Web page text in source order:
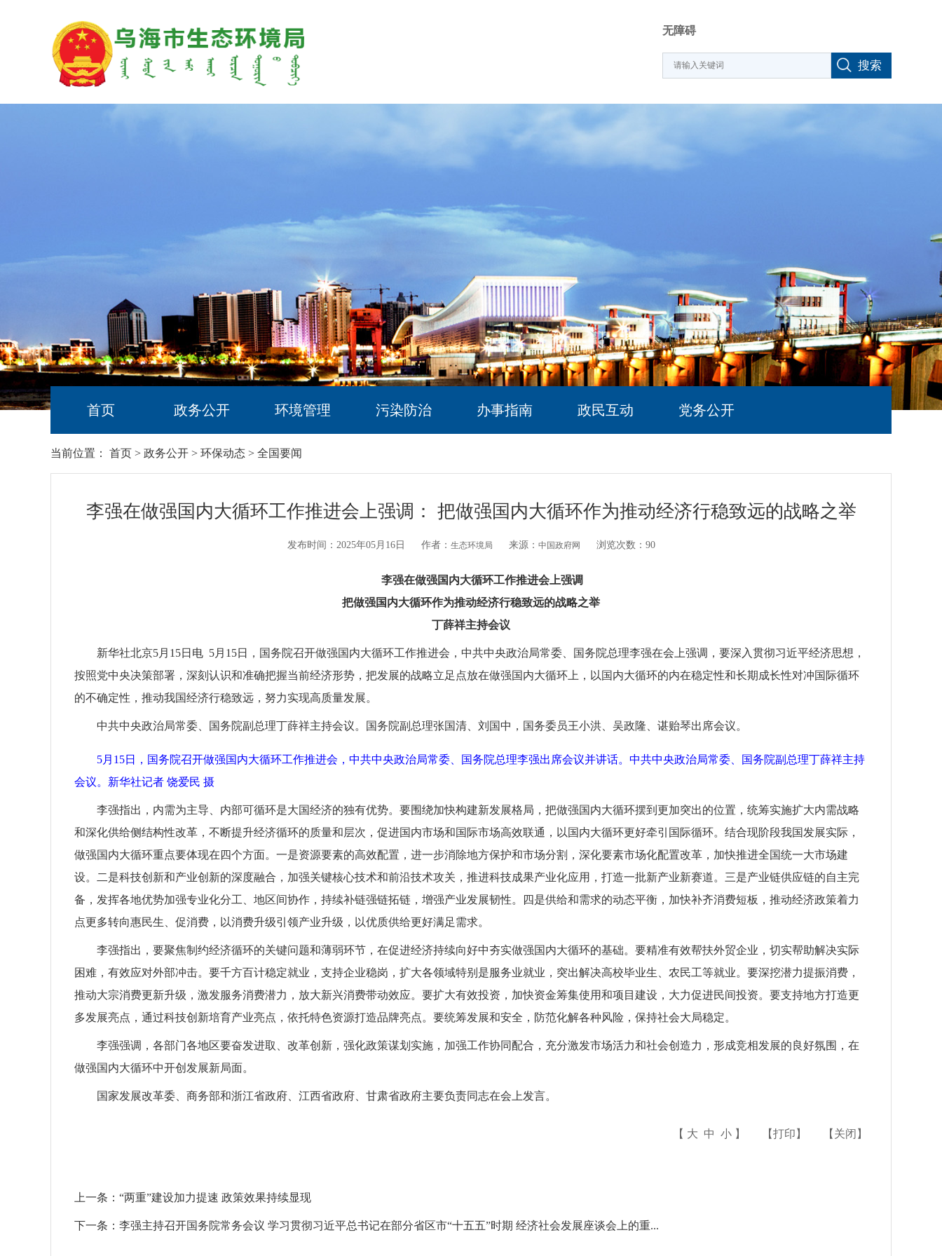
无障碍
搜索
首页 政务公开 环境管理 污染防治 办事指南 政民互动 党务公开
当前位置： 首页 > 政务公开 > 环保动态 > 全国要闻
李强在做强国内大循环工作推进会上强调： 把做强国内大循环作为推动经济行稳致远的战略之举
发布时间：2025年05月16日 作者： 生态环境局 来源： 中国政府网 浏览次数： 90
李强在做强国内大循环工作推进会上强调
把做强国内大循环作为推动经济行稳致远的战略之举
丁薛祥主持会议
新华社北京5月15日电 5月15日，国务院召开做强国内大循环工作推进会，中共中央政治局常委、国务院总理李强在会上强调，要深入贯彻习近平经济思想，
按照党中央决策部署，深刻认识和准确把握当前经济形势，把发展的战略立足点放在做强国内大循环上，以国内大循环的内在稳定性和长期成长性对冲国际循环
的不确定性，推动我国经济行稳致远，努力实现高质量发展。
中共中央政治局常委、国务院副总理丁薛祥主持会议。国务院副总理张国清、刘国中，国务委员王小洪、吴政隆、谌贻琴出席会议。
5月15日，国务院召开做强国内大循环工作推进会，中共中央政治局常委、国务院总理李强出席会议并讲话。中共中央政治局常委、国务院副总理丁薛祥主持
会议。新华社记者 饶爱民 摄
李强指出，内需为主导、内部可循环是大国经济的独有优势。要围绕加快构建新发展格局，把做强国内大循环摆到更加突出的位置，统筹实施扩大内需战略
和深化供给侧结构性改革，不断提升经济循环的质量和层次，促进国内市场和国际市场高效联通，以国内大循环更好牵引国际循环。结合现阶段我国发展实际，
做强国内大循环重点要体现在四个方面。一是资源要素的高效配置，进一步消除地方保护和市场分割，深化要素市场化配置改革，加快推进全国统一大市场建
设。二是科技创新和产业创新的深度融合，加强关键核心技术和前沿技术攻关，推进科技成果产业化应用，打造一批新产业新赛道。三是产业链供应链的自主完
备，发挥各地优势加强专业化分工、地区间协作，持续补链强链拓链，增强产业发展韧性。四是供给和需求的动态平衡，加快补齐消费短板，推动经济政策着力
点更多转向惠民生、促消费，以消费升级引领产业升级，以优质供给更好满足需求。
李强指出，要聚焦制约经济循环的关键问题和薄弱环节，在促进经济持续向好中夯实做强国内大循环的基础。要精准有效帮扶外贸企业，切实帮助解决实际
困难，有效应对外部冲击。要千方百计稳定就业，支持企业稳岗，扩大各领域特别是服务业就业，突出解决高校毕业生、农民工等就业。要深挖潜力提振消费，
推动大宗消费更新升级，激发服务消费潜力，放大新兴消费带动效应。要扩大有效投资，加快资金筹集使用和项目建设，大力促进民间投资。要支持地方打造更
多发展亮点，通过科技创新培育产业亮点，依托特色资源打造品牌亮点。要统筹发展和安全，防范化解各种风险，保持社会大局稳定。
李强强调，各部门各地区要奋发进取、改革创新，强化政策谋划实施，加强工作协同配合，充分激发市场活力和社会创造力，形成竞相发展的良好氛围，在
做强国内大循环中开创发展新局面。
国家发展改革委、商务部和浙江省政府、江西省政府、甘肃省政府主要负责同志在会上发言。
【 大 中 小 】 【打印 】 【 关闭 】
上一条： “两重”建设加力提速 政策效果持续显现
下一条： 李强主持召开国务院常务会议 学习贯彻习近平总书记在部分省区市“十五五”时期 经济社会发展座谈会上的重...